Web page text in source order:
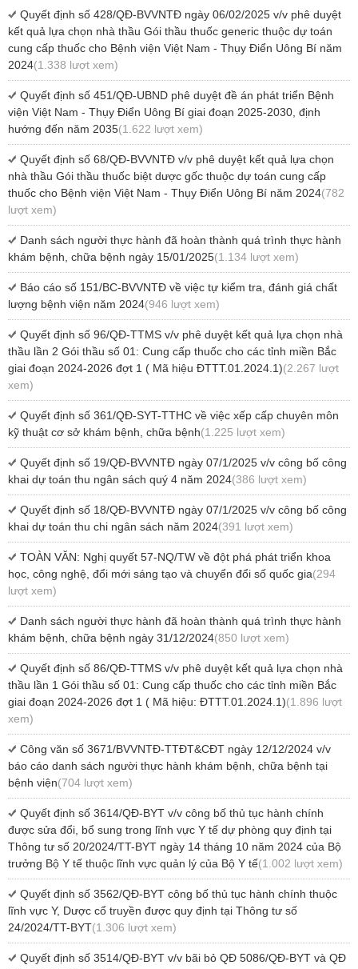
Quyết định số 428/QĐ-BVVNTĐ ngày 06/02/2025 v/v phê duyệt
kết quả lựa chọn nhà thầu Gói thầu thuốc generic thuộc dự toán
cung cấp thuốc cho Bệnh viện Việt Nam - Thụy Điển Uông Bí năm
2024(1.338 lượt xem)
Quyết định số 451/QĐ-UBND phê duyệt đề án phát triển Bệnh
viện Việt Nam - Thụy Điển Uông Bí giai đoạn 2025-2030, định
hướng đến năm 2035(1.622 lượt xem)
Quyết định số 68/QĐ-BVVNTĐ v/v phê duyệt kết quả lựa chọn
nhà thầu Gói thầu thuốc biệt dược gốc thuộc dự toán cung cấp
thuốc cho Bệnh viện Việt Nam - Thụy Điển Uông Bí năm 2024(782
lượt xem)
Danh sách người thực hành đã hoàn thành quá trình thực hành
khám bệnh, chữa bệnh ngày 15/01/2025(1.134 lượt xem)
Báo cáo số 151/BC-BVVNTĐ về việc tự kiểm tra, đánh giá chất
lượng bệnh viện năm 2024(946 lượt xem)
Quyết định số 96/QĐ-TTMS v/v phê duyệt kết quả lựa chọn nhà
thầu lần 2 Gói thầu số 01: Cung cấp thuốc cho các tỉnh miền Bắc
giai đoạn 2024-2026 đợt 1 ( Mã hiệu ĐTTT.01.2024.1)(2.267 lượt
xem)
Quyết định số 361/QĐ-SYT-TTHC về việc xếp cấp chuyên môn
kỹ thuật cơ sở khám bệnh, chữa bệnh(1.225 lượt xem)
Quyết định số 19/QĐ-BVVNTĐ ngày 07/1/2025 v/v công bố công
khai dự toán thu ngân sách quý 4 năm 2024(386 lượt xem)
Quyết định số 18/QĐ-BVVNTĐ ngày 07/1/2025 v/v công bố công
khai dự toán thu chi ngân sách năm 2024(391 lượt xem)
TOÀN VĂN: Nghị quyết 57-NQ/TW về đột phá phát triển khoa
học, công nghệ, đổi mới sáng tạo và chuyển đổi số quốc gia(294
lượt xem)
Danh sách người thực hành đã hoàn thành quá trình thực hành
khám bệnh, chữa bệnh ngày 31/12/2024(850 lượt xem)
Quyết định số 86/QĐ-TTMS v/v phê duyệt kết quả lựa chọn nhà
thầu lần 1 Gói thầu số 01: Cung cấp thuốc cho các tỉnh miền Bắc
giai đoạn 2024-2026 đợt 1 ( Mã hiệu: ĐTTT.01.2024.1)(1.896 lượt
xem)
Công văn số 3671/BVVNTĐ-TTĐT&CĐT ngày 12/12/2024 v/v
báo cáo danh sách người thực hành khám bệnh, chữa bệnh tại
bệnh viện(704 lượt xem)
Quyết định số 3614/QĐ-BYT v/v công bố thủ tục hành chính
được sửa đổi, bổ sung trong lĩnh vực Y tế dự phòng quy định tại
Thông tư số 20/2024/TT-BYT ngày 14 tháng 10 năm 2024 của Bộ
trưởng Bộ Y tế thuộc lĩnh vực quản lý của Bộ Y tế(1.002 lượt xem)
Quyết định số 3562/QĐ-BYT công bố thủ tục hành chính thuộc
lĩnh vực Y, Dược cổ truyền được quy định tại Thông tư số
24/2024/TT-BYT(1.306 lượt xem)
Quyết định số 3514/QĐ-BYT v/v bãi bỏ QĐ 5086/QĐ-BYT và QĐ